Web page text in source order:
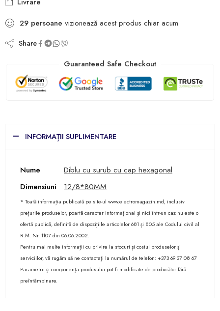
29 persoane vizionează acest produs chiar acum
Share
Guaranteed Safe Checkout
INFORMAȚII SUPLIMENTARE
Nume
Diblu cu surub cu cap hexagonal
Dimensiuni
12/8*80MM
* Toată informația publicată pe site-ul www.electromagazin.md, inclusiv
prețurile produselor, poartă caracter informațional și nici într-un caz nu este o
ofertă publică, definită de dispozițiile articolelor 681 și 805 ale Codului civil al
R.M. Nr. 1107 din 06.06.2002.
Pentru mai multe informații cu privire la stocuri și costul produselor și
serviciilor, vă rugăm să ne contactați la numărul de telefon: +373 69 37 08 67
Parametrii și componența produsului pot fi modificate de producător fără
preîntâmpinare.